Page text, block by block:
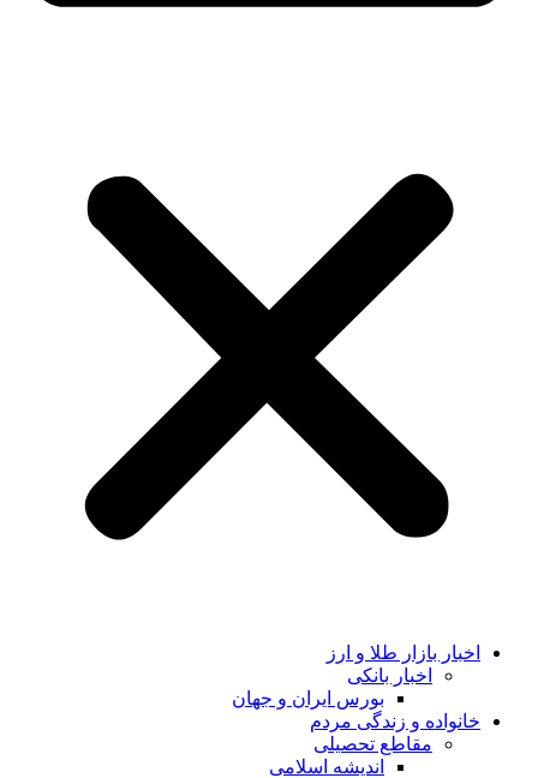
اخبار بازار طلا و ارز
اخبار بانکی
بورس ایران و جهان
خانواده و زندگی مردم
مقاطع تحصیلی
اندیشه اسلامی